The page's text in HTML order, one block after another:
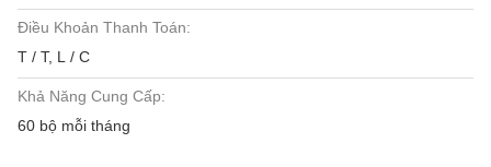
Điều Khoản Thanh Toán:
T / T, L / C
Khả Năng Cung Cấp:
60 bộ mỗi tháng